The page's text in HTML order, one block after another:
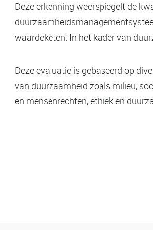
Deze erkenning weerspiegelt de
waardeketen. In het kader van
Deze evaluatie is gebaseerd op
van duurzaamheid zoals milieu,
en mensenrechten, ethiek en